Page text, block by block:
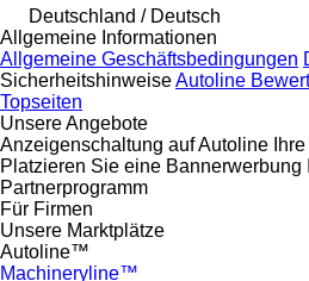
Deutschland / Deutsch
Allgemeine Informationen
Allgemeine Geschäftsbedingungen
SicherheitshinweiseAutoline
Topseiten
Unsere Angebote
Anzeigenschaltung auf Autoline
Platzieren Sie eine Bannerwerbung
Partnerprogramm
Für Firmen
Unsere Marktplätze
Autoline™
Machineryline™